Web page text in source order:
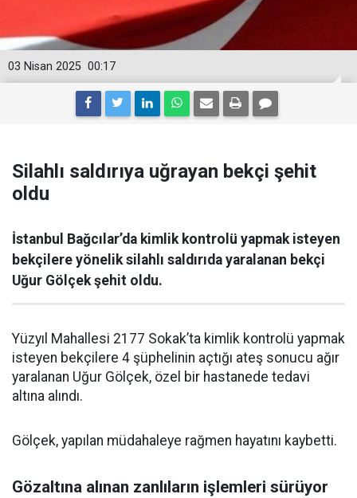
00:17
03 Nisan 2025
Silahlı saldırıya uğrayan bekçi şehit
oldu
İstanbul Bağcılar’da kimlik kontrolü yapmak isteyen
bekçilere yönelik silahlı saldırıda yaralanan bekçi
Uğur Gölçek şehit oldu.
Yüzyıl Mahallesi 2177 Sokak’ta kimlik kontrolü yapmak
isteyen bekçilere 4 şüphelinin açtığı ateş sonucu ağır
yaralanan Uğur Gölçek, özel bir hastanede tedavi
altına alındı.
Gölçek, yapılan müdahaleye rağmen hayatını kaybetti.
Gözaltına alınan zanlıların işlemleri sürüyor